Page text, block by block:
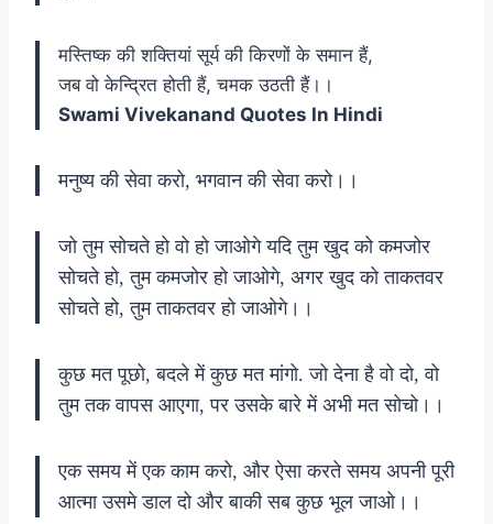
मस्तिष्क की शक्तियां सूर्य की किरणों के समान हैं,
जब वो केन्द्रित होती हैं, चमक उठती हैं।।
Swami Vivekanand Quotes In Hindi
मनुष्य की सेवा करो, भगवान की सेवा करो।।
जो तुम सोचते हो वो हो जाओगे यदि तुम खुद को कमजोर
सोचते हो, तुम कमजोर हो जाओगे, अगर खुद को ताकतवर
सोचते हो, तुम ताकतवर हो जाओगे।।
कुछ मत पूछो, बदले में कुछ मत मांगो. जो देना है वो दो, वो
तुम तक वापस आएगा, पर उसके बारे में अभी मत सोचो।।
एक समय में एक काम करो, और ऐसा करते समय अपनी पूरी
आत्मा उसमे डाल दो और बाकी सब कुछ भूल जाओ।।